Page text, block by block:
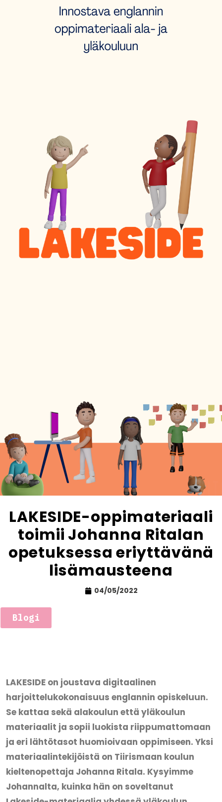
LAKESIDE-oppimateriaali
toimii Johanna Ritalan
opetuksessa eriyttävänä
lisämausteena
04/05/2022
Blogi
LAKESIDE on joustava digitaalinen
harjoittelukokonaisuus englannin opiskeluun.
Se kattaa sekä alakoulun että yläkoulun
materiaalit ja sopii luokista riippumattomaan
ja eri lähtötasot huomioivaan oppimiseen. Yksi
materiaalintekijöistä on Tiirismaan koulun
kieltenopettaja Johanna Ritala. Kysyimme
Johannalta, kuinka hän on soveltanut